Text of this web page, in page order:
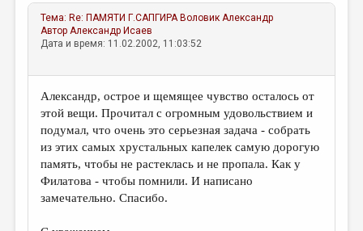
Тема:Re: ПАМЯТИ Г.САПГИРА Воловик Александр
Автор Александр Исаев
Дата и время: 11.02.2002, 11:03:52
Александр, острое и щемящее чувство осталось от
этой вещи. Прочитал с огромным удовольствием и
подумал, что очень это серьезная задача - собрать
из этих самых хрустальных капелек самую дорогую
память, чтобы не растеклась и не пропала. Как у
Филатова - чтобы помнили. И написано
замечательно. Спасибо.